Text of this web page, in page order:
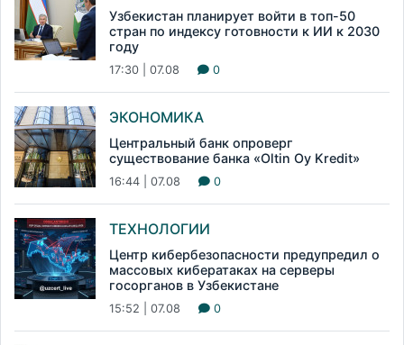
Узбекистан планирует войти в топ-50
стран по индексу готовности к ИИ к 2030
году
17:30 | 07.08 0
ЭКОНОМИКА
Центральный банк опроверг
существование банка «Oltin Oy Kredit»
16:44 | 07.08 0
ТЕХНОЛОГИИ
Центр кибербезопасности предупредил о
массовых кибератаках на серверы
госорганов в Узбекистане
15:52 | 07.08 0